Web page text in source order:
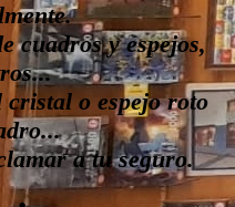
cuadros y espejos,
cristal o espejo roto
a tu seguro.